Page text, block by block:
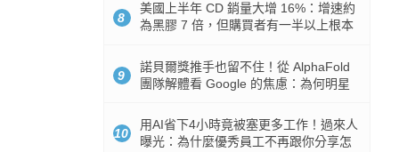
8
美國上半年 CD 銷量大增 16%：增速約
為黑膠 7 倍，但購買者有一半以上根本
9
諾貝爾獎推手也留不住！從 AlphaFold
團隊解體看 Google 的焦慮：為何明星
10
用AI省下4小時竟被塞更多工作！過來人
曝光：為什麼優秀員工不再跟你分享怎